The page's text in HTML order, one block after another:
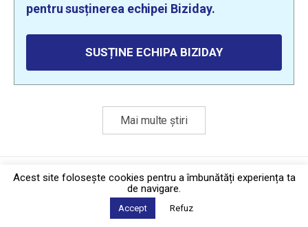
pentru susținerea echipei Biziday.
SUSȚINE ECHIPA BIZIDAY
Mai multe știri
Politica de confidențialitate·Contact
2026 © Biziday
Acest site foloseşte cookies pentru a îmbunătăți experiența ta
de navigare.
Accept Refuz